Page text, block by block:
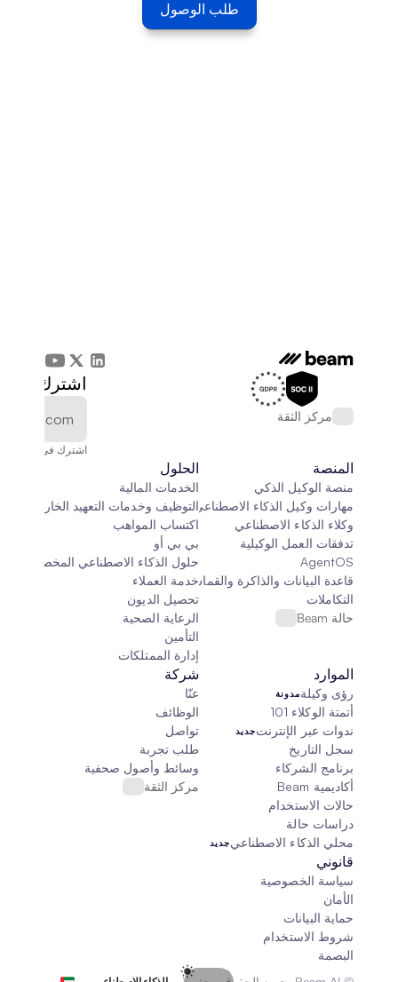
طلب الوصول
مركز الثقة
اشترك في
اشترك في النشرة
المنصة
منصة الوكيل الذكي
مهارات وكيل الذكاء الاصطناعي
وكلاء الذكاء الاصطناعي
تدفقات العمل الوكيلية
AgentOS
قاعدة البيانات والذاكرة والقماش
التكاملات
حالة Beam
الحلول
الخدمات المالية
التوظيف وخدمات التعهيد الخارجي
اكتساب المواهب
بي بي أو
حلول الذكاء الاصطناعي المخصصة
خدمة العملاء
تحصيل الديون
الرعاية الصحية
التأمين
إدارة الممتلكات
الموارد
رؤى وكيلةمدونة
أتمتة الوكلاء 101
ندوات عبر الإنترنتجديد
سجل التاريخ
برنامج الشركاء
أكاديمية Beam
حالات الاستخدام
دراسات حالة
محلي الذكاء الاصطناعيجديد
شركة
عنّا
الوظائف
تواصل
طلب تجربة
وسائط وأصول صحفية
مركز الثقة
قانوني
سياسة الخصوصية
الأمان
حماية البيانات
شروط الاستخدام
البصمة
Select Language